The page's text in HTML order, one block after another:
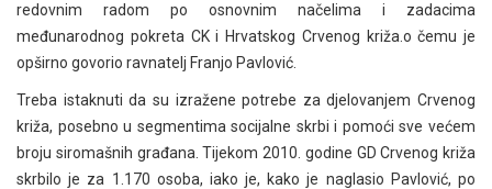
redovnim radom po osnovnim načelima i zadacima
međunarodnog pokreta CK i Hrvatskog Crvenog križa.o čemu je
opširno govorio ravnatelj Franjo Pavlović.
Treba istaknuti da su izražene potrebe za djelovanjem Crvenog
križa, posebno u segmentima socijalne skrbi i pomoći sve većem
broju siromašnih građana. Tijekom 2010. godine GD Crvenog križa
skrbilo je za 1.170 osoba, iako je, kako je naglasio Pavlović, po